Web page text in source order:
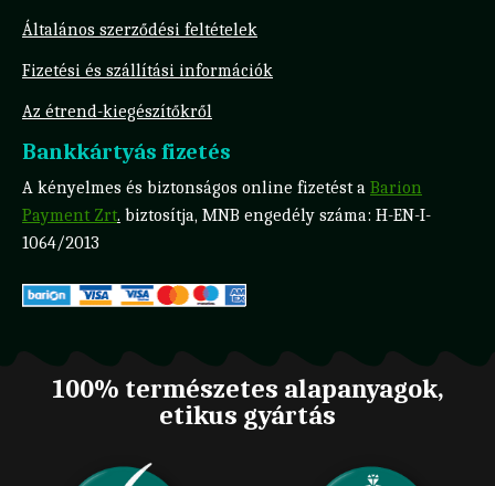
Általános szerződési feltételek
Fizetési és szállítási információk
Az étrend-kiegészítőkről
Bankkártyás fizetés
A kényelmes és biztonságos online fizetést a Barion
Payment Zrt. biztosítja, MNB engedély száma: H-EN-I-
1064/2013
100% természetes alapanyagok,
etikus gyártás